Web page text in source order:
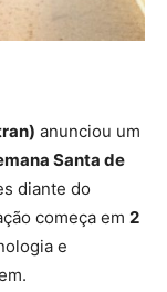
anunciou um
Santa de
diante do
começa em 2
e